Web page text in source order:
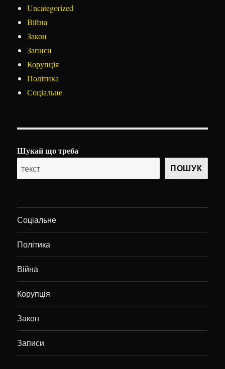
Uncategorized
Війна
Закон
Записи
Корупція
Політика
Соціальне
Шукай що треба
ПОШУК
Соціальне
Політика
Війна
Корупція
Закон
Записи